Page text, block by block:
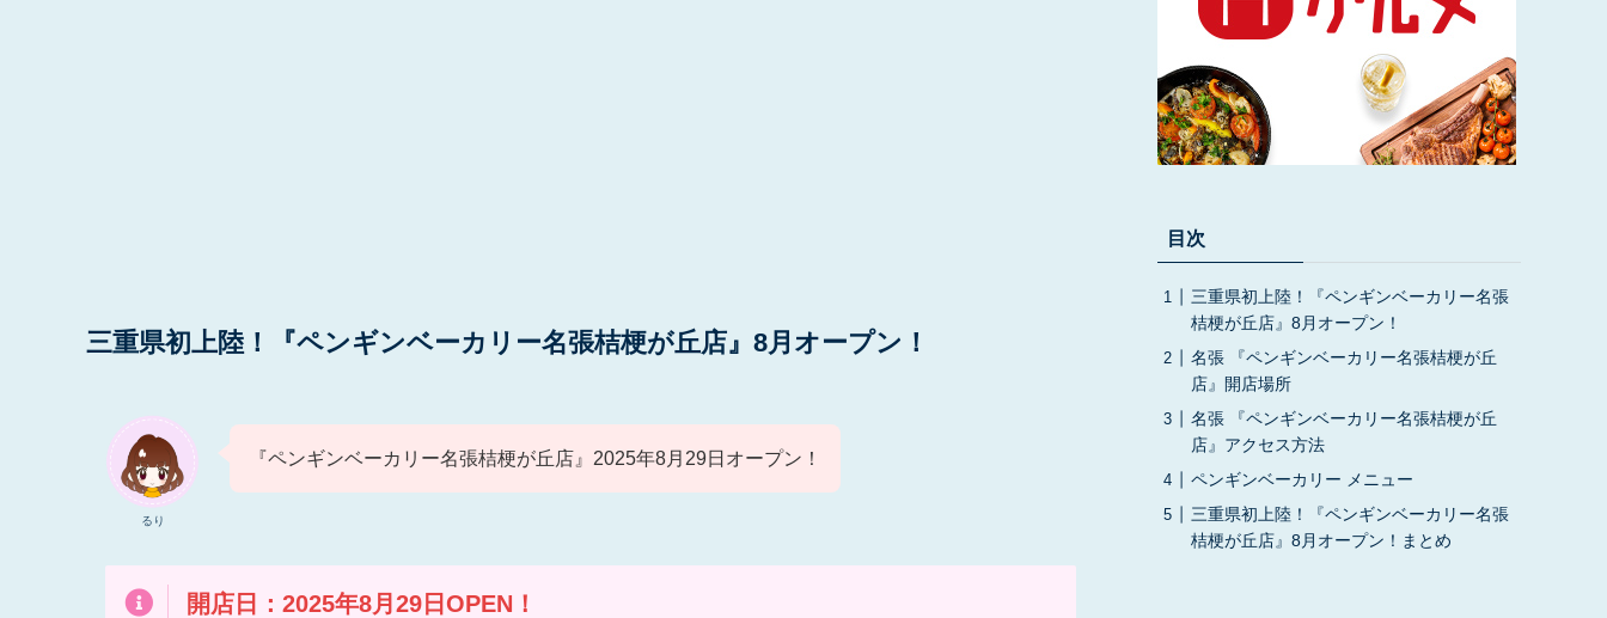
三重県初上陸！『ペンギンベーカリー名張桔梗が丘店』8月オープン！
るり
『ペンギンベーカリー名張桔梗が丘店』2025年8月29日オープン！
開店日：2025年8月29日OPEN！
目次
三重県初上陸！『ペンギンベーカリー名張
桔梗が丘店』8月オープン！
名張 『ペンギンベーカリー名張桔梗が丘
店』開店場所
名張 『ペンギンベーカリー名張桔梗が丘
店』アクセス方法
ペンギンベーカリー メニュー
三重県初上陸！『ペンギンベーカリー名張
桔梗が丘店』8月オープン！まとめ